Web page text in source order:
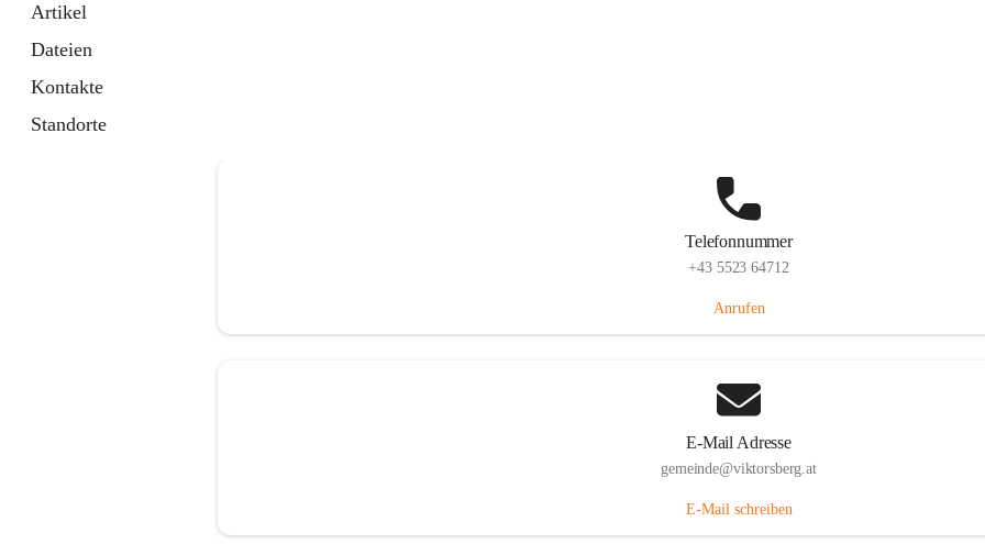
Artikel
Dateien
Kontakte
Standorte
Telefonnummer
+43 5523 64712
Anrufen
E-Mail Adresse
gemeinde@viktorsberg.at
E-Mail schreiben